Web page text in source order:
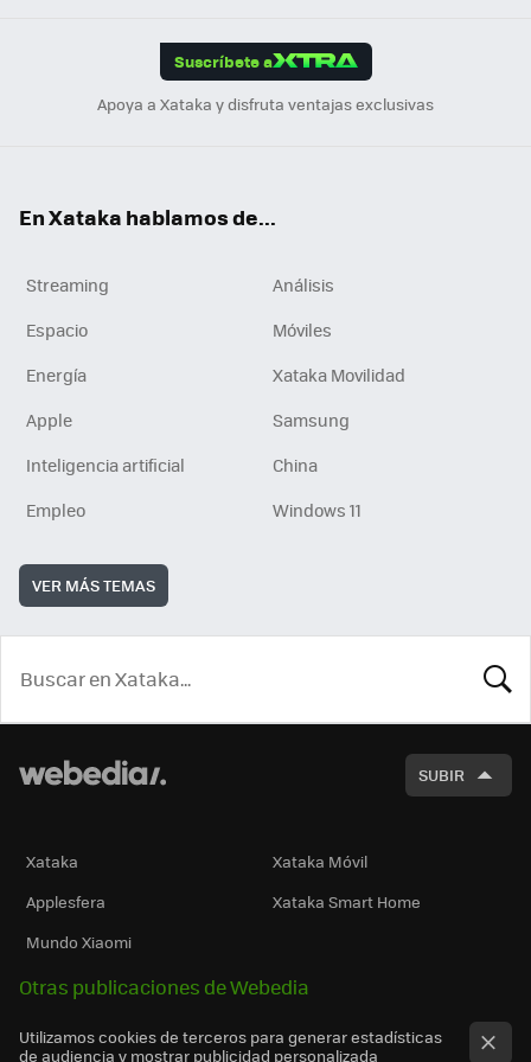
Suscríbete a
Apoya a Xataka y disfruta ventajas exclusivas
En Xataka hablamos de...
Streaming
Análisis
Espacio
Móviles
Energía
Xataka Movilidad
Apple
Samsung
Inteligencia artificial
China
Empleo
Windows 11
VER MÁS TEMAS
SUBIR
Xataka
Xataka Móvil
Applesfera
Xataka Smart Home
Mundo Xiaomi
Otras publicaciones de Webedia
Utilizamos cookies de terceros para generar estadísticas
de audiencia y mostrar publicidad personalizada